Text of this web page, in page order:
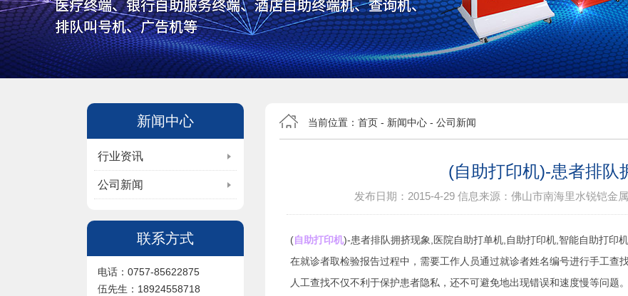
新闻中心
行业资讯
公司新闻
联系方式
电话：0757-85622875
伍先生：18924558718
当前位置： 首页 - 新闻中心 - 公司新闻
(自助打印机)-患者排队
发布日期： 2015-4-29 信息来源： 佛山市南海里水锐铠金
(自助打印机)-患者排队拥挤现象,医院自助打单机,自助打印机,智能自助打印机
在就诊者取检验报告过程中，需要工作人员通过就诊者姓名编号进行手工查
人工查找不仅不利于保护患者隐私，还不可避免地出现错误和速度慢等问题